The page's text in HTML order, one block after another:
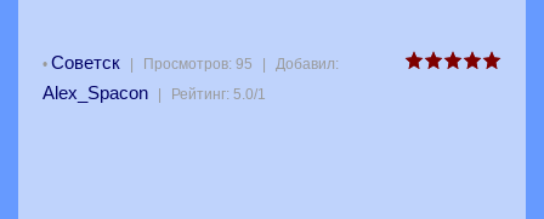
• Советск Просмотров: 95 Добавил:
Alex_Spacon Рейтинг: 5.0/1